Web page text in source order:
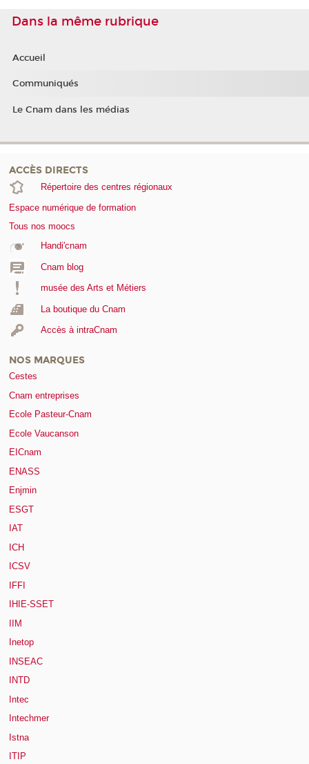
Dans la même rubrique
Accueil
Communiqués
Le Cnam dans les médias
ACCÈS DIRECTS
Répertoire des centres régionaux
Espace numérique de formation
Tous nos moocs
Handi'cnam
Cnam blog
musée des Arts et Métiers
La boutique du Cnam
Accès à intraCnam
NOS MARQUES
Cestes
Cnam entreprises
Ecole Pasteur-Cnam
Ecole Vaucanson
EICnam
ENASS
Enjmin
ESGT
IAT
ICH
ICSV
IFFI
IHIE-SSET
IIM
Inetop
INSEAC
INTD
Intec
Intechmer
Istna
ITIP